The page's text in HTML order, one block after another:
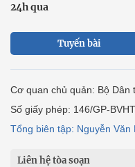
24h qua
Tuyến bài
Cơ quan chủ quản: Bộ Dân
Số giấy phép: 146/GP-
Tổng biên tập: Nguyễn Văn
Liên hệ tòa soạn